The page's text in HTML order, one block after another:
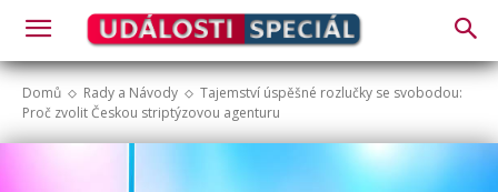
Domů Rady a Návody
Tajemství úspěšné rozlučky se svobodou:
Proč zvolit Českou striptýzovou agenturu